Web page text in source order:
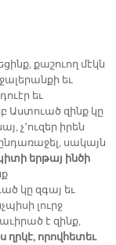
քաշուող մէկն
եւ
եւ
Աստուած զինք կը
չ՚ուզեր իրեն
սակայն
երթայ ինծի
կը զգայ եւ
լուրջ
է զինք,
ղրկէ, որովհետեւ